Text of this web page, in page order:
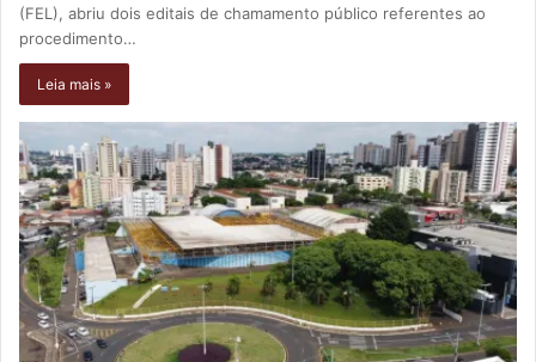
(FEL), abriu dois editais de chamamento público referentes ao
procedimento…
Leia mais »